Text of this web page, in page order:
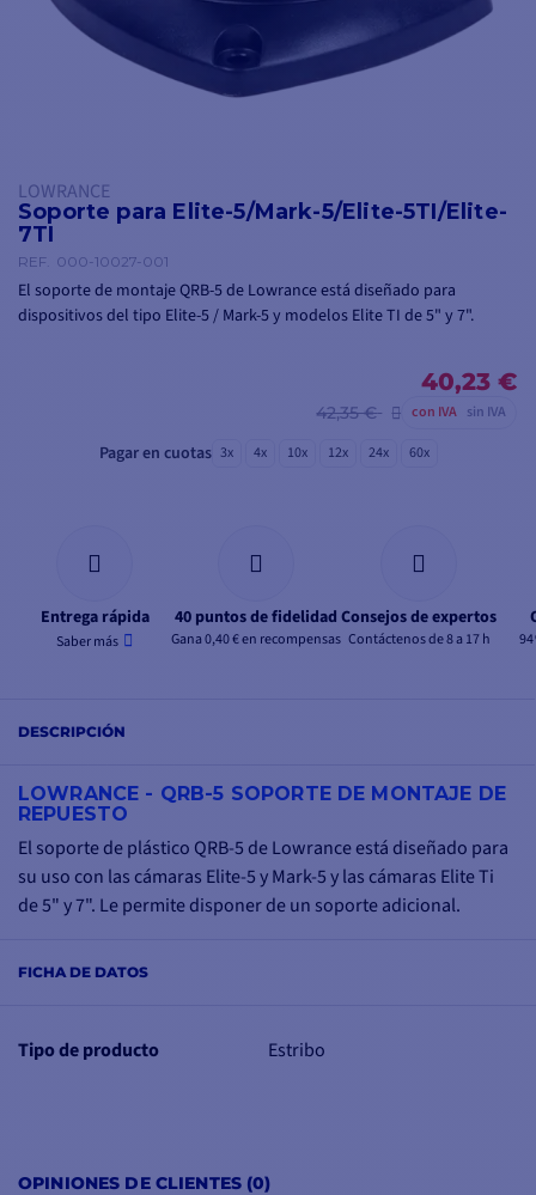
LOWRANCE
Soporte para Elite-5/Mark-5/Elite-5TI/Elite-
7TI
REF. 000-10027-001
El soporte de montaje QRB-5 de Lowrance está diseñado para
dispositivos del tipo Elite-5 / Mark-5 y modelos Elite TI de 5" y 7".
40,23 €
42,35 € con IVA sin IVA
Pagar en cuotas 3x 4x 10x 12x 24x 60x
Entrega rápida
Saber más
40 puntos de fidelidad
Gana 0,40 € en recompensas
Consejos de expertos
Contáctenos de 8 a 17 h
FICHA DE DATOS
Tipo de producto Estribo
DESCRIPCIÓN
LOWRANCE - QRB-5 SOPORTE DE MONTAJE DE
REPUESTO
El soporte de plástico QRB-5 de Lowrance está diseñado para
su uso con las cámaras Elite-5 y Mark-5 y las cámaras Elite Ti
de 5" y 7". Le permite disponer de un soporte adicional.
OPINIONES DE CLIENTES (0)